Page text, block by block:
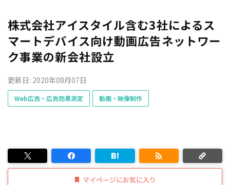
株式会社アイスタイル含む3社によるス
マートデバイス向け動画広告ネットワー
ク事業の新会社設立
更新日: 2020年08月07日
Web広告・広告効果測定 動画・映像制作
マイページにお気に入り